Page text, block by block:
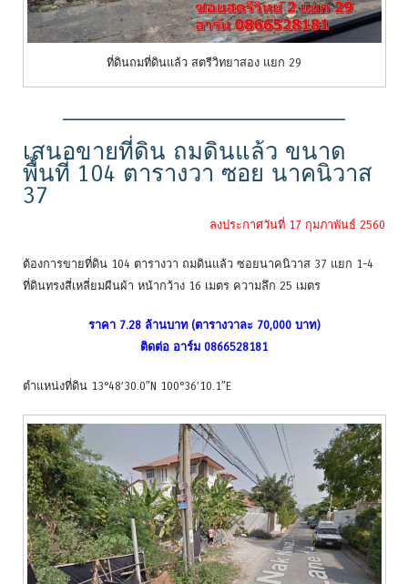
ที่ดินถมที่ดินแล้ว สตรีวิทยาสอง แยก 29
————————————————————–
เสนอขายที่ดิน ถมดินแล้ว ขนาด
พื้นที่ 104 ตารางวา ซอย นาคนิวาส
37
ลงประกาศวันที่ 17 กุมภาพันธ์ 2560
ต้องการขายที่ดิน 104 ตารางวา ถมดินแล้ว ซอยนาคนิวาส 37 แยก 1-4
ที่ดินทรงสี่เหลี่ยมผืนผ้า หน้ากว้าง 16 เมตร ความลึก 25 เมตร
ราคา 7.28 ล้านบาท (ตารางวาละ 70,000 บาท)
ติดต่อ อาร์ม 0866528181
ตำแหน่งที่ดิน 13°48’30.0″N 100°36’10.1″E